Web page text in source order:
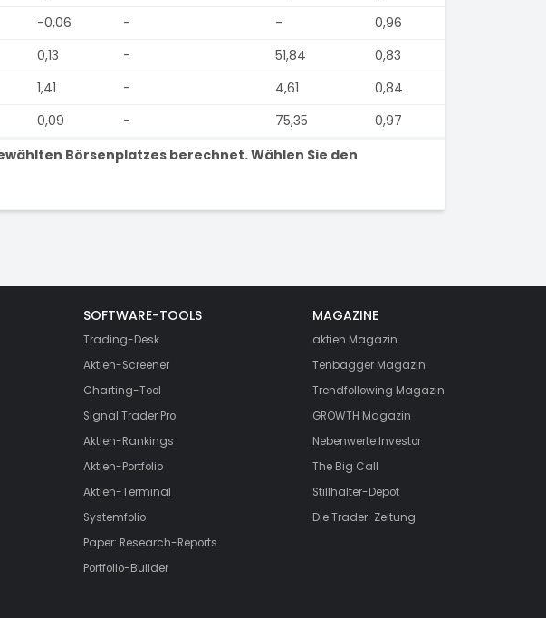
-0,06 - -
0,96
0,13 - 51,84
0,83
1,41 - 4,61
0,84
0,09 - 75,35
0,97
Börsenplatzes berechnet. Wählen Sie den
SOFTWARE-TOOLS
Trading-Desk
Aktien-Screener
Charting-Tool
Signal Trader Pro
Aktien-Rankings
Aktien-Portfolio
Aktien-Terminal
Systemfolio
Paper: Research-Reports
Portfolio-Builder
MAGAZINE
aktien Magazin
Tenbagger Magazin
Trendfollowing Magazin
GROWTH Magazin
Nebenwerte Investor
The Big Call
Stillhalter-Depot
Die Trader-Zeitung